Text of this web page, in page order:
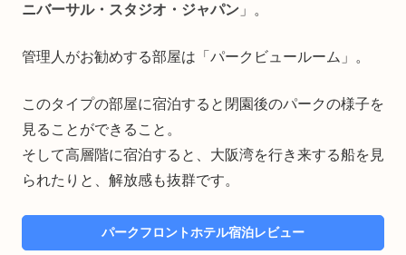
ニバーサル・スタジオ・ジャパン 」。
管理人がお勧めする部屋は「パークビュールーム」。
このタイプの部屋に宿泊すると閉園後のパークの様子を
見ることができること。
そして高層階に宿泊すると、大阪湾を行き来する船を見
られたりと、解放感も抜群です。
パークフロントホテル宿泊レビュー